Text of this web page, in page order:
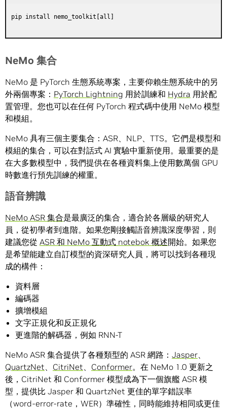
pip install nemo_toolkit[all]
NeMo 集合
NeMo 是 PyTorch 生態系統專案，主要仰賴生態系統中的另
外兩個專案： PyTorch Lightning 用於訓練和 Hydra 用於配
置管理。您也可以在任何 PyTorch 程式碼中使用 NeMo 模型
和模組。
NeMo 具有三個主要集合：ASR、NLP、TTS。它們是模型和
模組的集合，可以在對話式 AI 實驗中重新使用。最重要的是
在大多數模型中，我們提供在各種資料集上使用數萬個 GPU
時數進行預先訓練的權重。
語音辨識
NeMo ASR 集合是最廣泛的集合，適合於各層級的研究人
員，從初學者到進階。如果您剛接觸語音辨識深度學習，則
建議您從 ASR 和 NeMo 互動式 notebok 概述開始。如果您
是希望能建立自訂模型的資深研究人員，將可以找到各種現
成的構件：
資料層
編碼器
擴增模組
文字正規化和反正規化
更進階的解碼器，例如 RNN-T
NeMo ASR 集合提供了各種類型的 ASR 網路： Jasper、
QuartzNet、 CitriNet、 Conformer。在 NeMo 1.0 更新之
後，CitriNet 和 Conformer 模型成為下一個旗艦 ASR 模
型，提供比 Jasper 和 QuartzNet 更佳的單字錯誤率
（word-error-rate，WER）準確性，同時能維持相同或更佳